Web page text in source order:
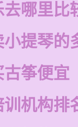
哪里比
提琴的
筝便宜
机构排